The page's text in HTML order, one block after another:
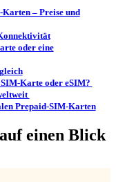
– Preise und
oder eine
Karte oder eSIM?
Prepaid-SIM-Karten
einen Blick